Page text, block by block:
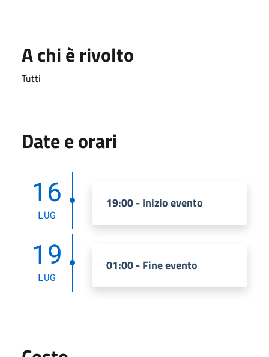
A chi è rivolto
Tutti
Date e orari
16
LUG
19:00 - Inizio evento
19
LUG
01:00 - Fine evento